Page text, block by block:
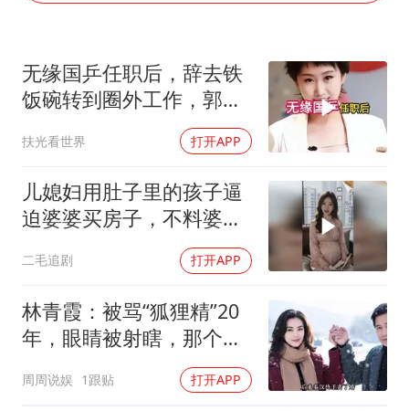
名创优品回应女子吐槽内裤质量差
胡彦斌韩磊 谁帮谁
夯实基础开新局
无缘国乒任职后，辞去铁
饭碗转到圈外工作，郭跃
扶光看世界 打开APP
儿媳妇用肚子里的孩子逼
迫婆婆买房子，不料婆婆
二毛追剧 打开APP
林青霞：被骂“狐狸精”20
年，眼睛被射瞎，那个男
人只问了一句“谁来出机票
钱？”
周周说娱 1跟贴 打开APP